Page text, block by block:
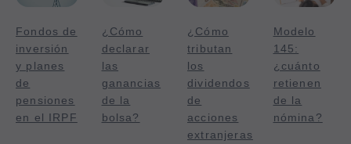
Fondos de
inversión
y planes
de
pensiones
en el IRPF
¿Cómo
declarar
las
ganancias
de la
bolsa?
¿Cómo
tributan
los
dividendos
de
acciones
extranjeras
Modelo
145:
¿cuánto
retienen
de la
nómina?